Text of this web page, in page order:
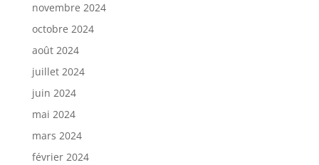
novembre 2024
octobre 2024
août 2024
juillet 2024
juin 2024
mai 2024
mars 2024
février 2024